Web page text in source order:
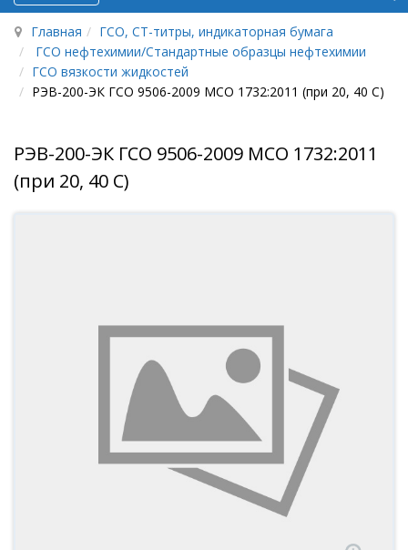
Главная
ГСО, СТ-титры, индикаторная бумага
ГСО нефтехимии/Стандартные образцы нефтехимии
ГСО вязкости жидкостей
РЭВ-200-ЭК ГСО 9506-2009 МСО 1732:2011 (при 20, 40 С)
РЭВ-200-ЭК ГСО 9506-2009 МСО 1732:2011
(при 20, 40 С)